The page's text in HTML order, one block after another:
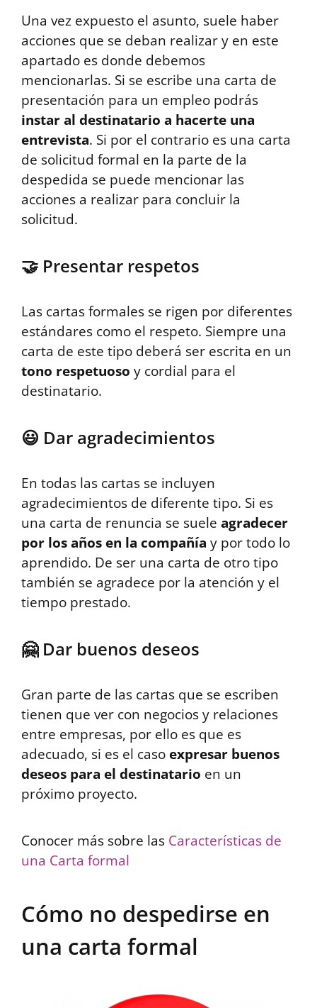
Una vez expuesto el asunto, suele haber
acciones que se deban realizar y en este
apartado es donde debemos
mencionarlas. Si se escribe una carta de
presentación para un empleo podrás
instar al destinatario a hacerte una
entrevista. Si por el contrario es una carta
de solicitud formal en la parte de la
despedida se puede mencionar las
acciones a realizar para concluir la
solicitud.
🤝 Presentar respetos
Las cartas formales se rigen por diferentes
estándares como el respeto. Siempre una
carta de este tipo deberá ser escrita en un
tono respetuoso y cordial para el
destinatario.
😃 Dar agradecimientos
En todas las cartas se incluyen
agradecimientos de diferente tipo. Si es
una carta de renuncia se suele agradecer
por los años en la compañía y por todo lo
aprendido. De ser una carta de otro tipo
también se agradece por la atención y el
tiempo prestado.
🤗 Dar buenos deseos
Gran parte de las cartas que se escriben
tienen que ver con negocios y relaciones
entre empresas, por ello es que es
adecuado, si es el caso expresar buenos
deseos para el destinatario en un
próximo proyecto.
Conocer más sobre las Características de
una Carta formal
Cómo no despedirse en
una carta formal